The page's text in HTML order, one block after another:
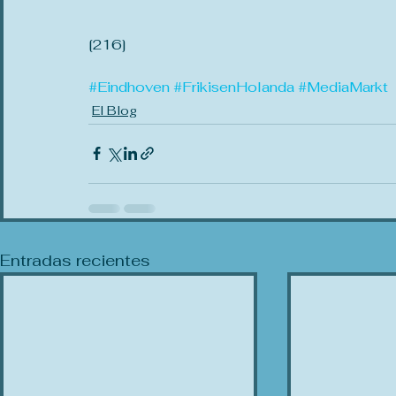
[216]
#Eindhoven#FrikisenHolanda#MediaMarkt
El Blog
Entradas recientes